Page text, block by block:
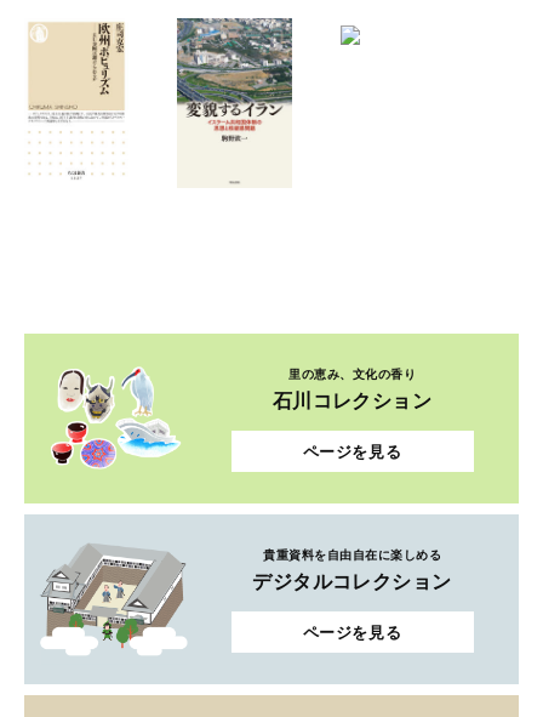
里の恵み、文化の香り
石川コレクション
ページを見る
貴重資料を自由自在に楽しめる
デジタルコレクション
ページを見る